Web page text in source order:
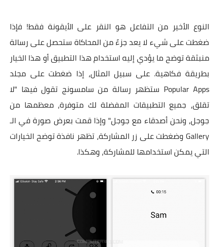
النوع الأخير من التفاعل هو النقر على الأيقونة فقط! فإذا
ضغطت على شيء لا يعد جزءً من المحاكاة ستحصل على رسالة
منبثقة توضح ما يؤدي إليه استخدام هذا التطبيق أو هذا الخيار
بطريقة فكاهية. على سبيل المثال، إذا ضغطت على مجلد
Popular Apps ستظهر رسالة من سامسونج تقول فيها "لا
تقلق، جميع التطبيقات المفضلة لك متوفرة، معظمها من
جوجل، ونحن أصدقاء مع جوجل" وإذا قمت بعرض صورة في الـ
Gallery وضغطت على زر المشاركة، تظهر نافذة توضح الخيارات
التي يمكن استخدامها للمشاركة، وهكذا.